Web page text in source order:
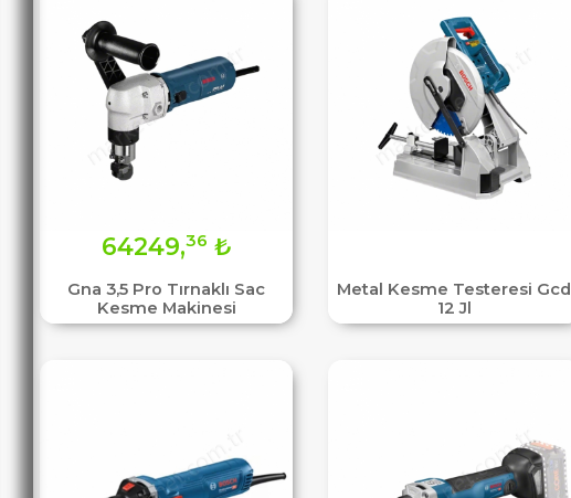
Gna 3,5 Pro Tırnaklı Sac
Kesme Makinesi
64249,36 ₺
Metal Kesme Testeresi Gcd
12 Jl